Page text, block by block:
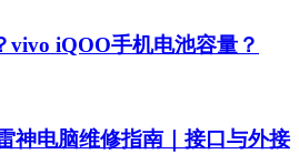
vivo iQOO手机电池容量？
神电脑维修指南｜接口与外接